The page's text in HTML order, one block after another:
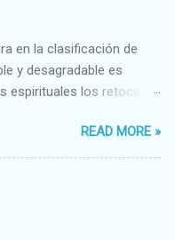
en la clasificación de
y desagradable es
espirituales los retoca.
Enfermo Selecto-
3 ESPIRITUALES a)
Aproximado
malo Bondadoso-
Leal-Desleal,etc.
READ MORE »